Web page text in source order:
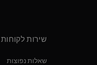
שירות לקוחות
שאלות נפוצות